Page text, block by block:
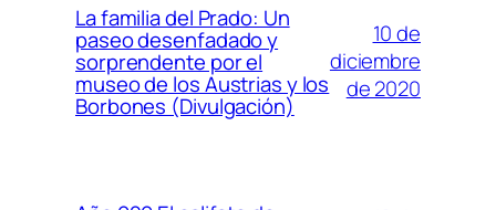
La familia del Prado: Un
paseo desenfadado y
sorprendente por el
museo de los Austrias y los
Borbones (Divulgación)
10 de
diciembre
de 2020